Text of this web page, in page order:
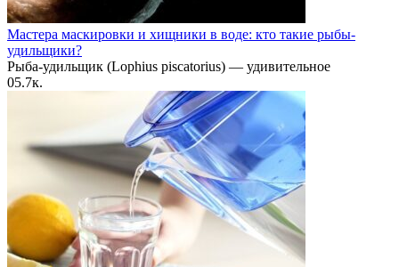
Мастера маскировки и хищники в воде: кто такие рыбы-
удильщики?
Рыба-удильщик (Lophius piscatorius) — удивительное
05.7к.